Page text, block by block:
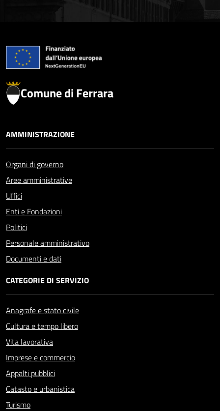
Comune di Ferrara
AMMINISTRAZIONE
Organi di governo
Aree amministrative
Uffici
Enti e Fondazioni
Politici
Personale amministrativo
Documenti e dati
CATEGORIE DI SERVIZIO
Anagrafe e stato civile
Cultura e tempo libero
Vita lavorativa
Imprese e commercio
Appalti pubblici
Catasto e urbanistica
Turismo